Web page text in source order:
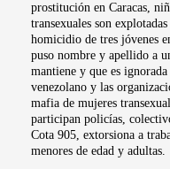
prostitución en Caracas,
transexuales son
homicidio de tres jóvenes
puso nombre y apellido a
mantiene y que es
venezolano y las
mafia de mujeres
participan policías,
Cota 905, extorsiona a
menores de edad y adultas.